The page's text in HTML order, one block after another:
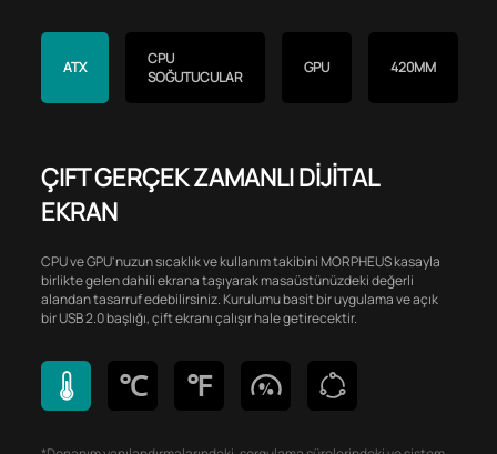
ATX
CPU
SOĞUTUCULAR
GPU 420MM
ÇIFT GERÇEK ZAMANLI DİJİTAL
EKRAN
CPU ve GPU'nuzun sıcaklık ve kullanım takibini MORPHEUS kasayla
birlikte gelen dahili ekrana taşıyarak masaüstünüzdeki değerli
alandan tasarruf edebilirsiniz. Kurulumu basit bir uygulama ve açık
bir USB 2.0 başlığı, çift ekranı çalışır hale getirecektir.
℃ ℉